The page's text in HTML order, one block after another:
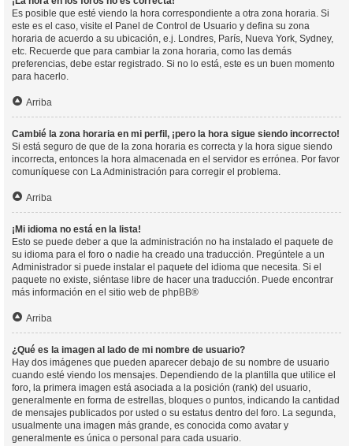
Es posible que esté viendo la hora correspondiente a otra zona horaria. Si
este es el caso, visite el Panel de Control de Usuario y defina su zona
horaria de acuerdo a su ubicación, e.j. Londres, París, Nueva York, Sydney,
etc. Recuerde que para cambiar la zona horaria, como las demás
preferencias, debe estar registrado. Si no lo está, este es un buen momento
para hacerlo.
Arriba
Cambié la zona horaria en mi perfil, ¡pero la hora sigue siendo incorrecto!
Si está seguro de que de la zona horaria es correcta y la hora sigue siendo
incorrecta, entonces la hora almacenada en el servidor es errónea. Por favor
comuníquese con La Administración para corregir el problema.
Arriba
¡Mi idioma no está en la lista!
Esto se puede deber a que la administración no ha instalado el paquete de
su idioma para el foro o nadie ha creado una traducción. Pregúntele a un
Administrador si puede instalar el paquete del idioma que necesita. Si el
paquete no existe, siéntase libre de hacer una traducción. Puede encontrar
más información en el sitio web de phpBB®
Arriba
¿Qué es la imagen al lado de mi nombre de usuario?
Hay dos imágenes que pueden aparecer debajo de su nombre de usuario
cuando esté viendo los mensajes. Dependiendo de la plantilla que utilice el
foro, la primera imagen está asociada a la posición (rank) del usuario,
generalmente en forma de estrellas, bloques o puntos, indicando la cantidad
de mensajes publicados por usted o su estatus dentro del foro. La segunda,
usualmente una imagen más grande, es conocida como avatar y
generalmente es única o personal para cada usuario.